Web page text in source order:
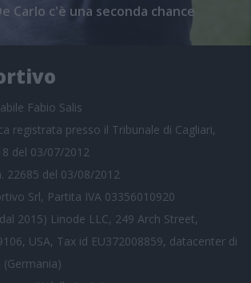
Carlo c'è una seconda chance
Fabio Salis
registrata presso il Tribunale di Cagliari,
del 03/07/2012
22685 del 03/08/2012
Srl, Partita IVA 03356010920
2015) Linode LLC, 249 Arch Street,
USA, Tax id EU372008859, datacenter di